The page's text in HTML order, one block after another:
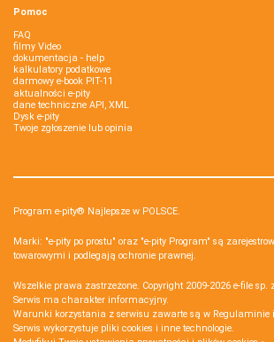
Pomoc
FAQ
filmy Video
dokumentacja - help
kalkulatory podatkowe
darmowy e-book PIT-11
aktualności e-pity
dane techniczne API, XML
Dysk e-pity
Twoje zgłoszenie lub opinia
Program e-pity® Najlepsze w POLSCE.
Marki: "e-pity po prostu" oraz "e-pity Program" są
towarowymi i podlegają ochronie prawnej.
Wszelkie prawa zastrzeżone. Copyright 2009-2026 e-file sp.
Serwis ma charakter informacyjny.
Warunki korzystania z serwisu zawarte są w Regulaminie i
Serwis wykorzystuje pliki cookies i inne technologie.